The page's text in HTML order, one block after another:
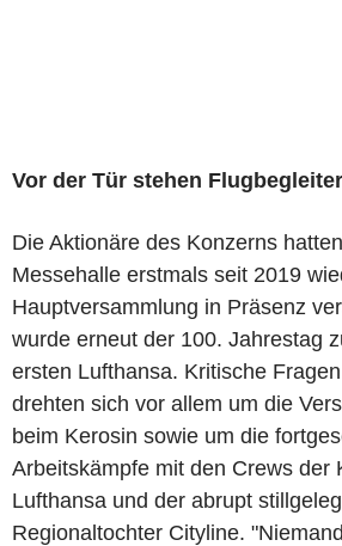
Vor der Tür stehen
Die Aktionäre des Konzerns
Messehalle erstmals seit 2019
Hauptversammlung in Präsenz
wurde erneut der 100. Jahrestag
ersten Lufthansa. Kritische
drehten sich vor allem um die
beim Kerosin sowie um die
Arbeitskämpfe mit den Crews der
Lufthansa und der abrupt
Regionaltochter Cityline.